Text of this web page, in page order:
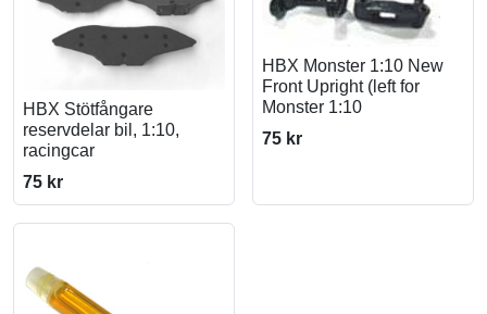
HBX Stötfångare
reservdelar bil, 1:10,
racingcar
75 kr
HBX Monster 1:10 New
Front Upright (left for
Monster 1:10
75 kr